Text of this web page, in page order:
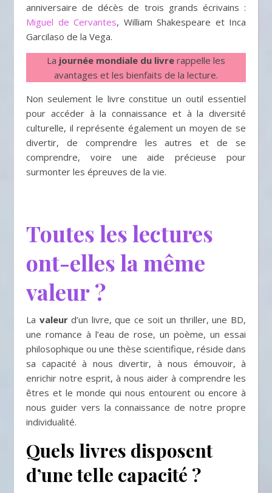
anniversaire de décès de trois grands écrivains :
Miguel de Cervantes, William Shakespeare et Inca
Garcilaso de la Vega.
La journée mondiale du livre rappelle les
avantages et les bienfaits de la lecture.
Non seulement le livre constitue un outil essentiel
pour accéder à la connaissance et à la diversité
culturelle, il représente également un moyen de se
divertir, de comprendre les autres et de se
comprendre, voire une aide précieuse pour
surmonter les épreuves de la vie.
Toutes les lectures
ont-elles la même
valeur ?
La valeurd’un livre, que ce soit un thriller, une BD,
une romance à l’eau de rose, un poème, un essai
philosophique ou une thèse scientifique, réside dans
sa capacité à nous divertir, à nous émouvoir, à
enrichir notre esprit, à nous aider à comprendre les
êtres et le monde qui nous entourent ou encore à
nous guider vers la connaissance de notre propre
individualité.
Quels livres disposent
d’une telle capacité ?